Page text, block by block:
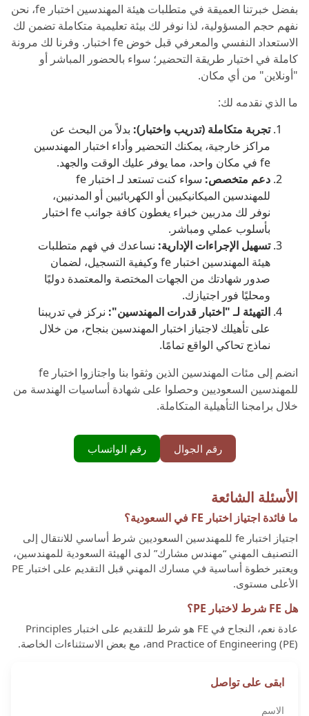
بفضل خبرتنا العميقة في متطلبات هيئة المهندسين اختبار fe، نحن
نفهم حجم المسؤولية، لذا نوفر لك بيئة تعليمية متكاملة تضمن لك
الاستعداد النفسي والمعرفي قبل خوض fe اختبار. وفرنا لك مرونة
كاملة في اختيار طريقة التحضير؛ سواء بالحضور المباشر أو
"أونلاين" من أي مكان.
ما الذي نقدمه لك:
تجربة متكاملة (تدريب واختبار): بدلاً من البحث عن
مراكز خارجية، يمكنك التحضير وأداء اختبار المهندسين
fe في مكان واحد، مما يوفر عليك الوقت والجهد.
دعم متخصص:
سواء كنت تستعد لـ اختبار fe
للمهندسين الميكانيكيين أو الكهربائيين أو المدنيين،
نوفر لك مدربين خبراء يغطون كافة جوانب fe اختبار
بأسلوب عملي ومباشر.
تسهيل الإجراءات الإدارية: نساعدك في فهم متطلبات
هيئة المهندسين اختبار fe وكيفية التسجيل، لضمان
صدور شهادتك من الجهات المختصة والمعتمدة دوليًا
ومحليًا فور اجتيازك.
التهيئة لـ "اختبار قدرات المهندسين": نركز في تدريبنا
على تأهيلك لاجتياز اختبار المهندسين بنجاح، من خلال
نماذج تحاكي الواقع تمامًا.
انضم إلى مئات المهندسين الذين وثقوا بنا واجتازوا اختبار fe
للمهندسين السعوديين وحصلوا على شهادة أساسيات الهندسة من
خلال برامجنا التأهيلية المتكاملة.
رقم الجوال رقم الواتساب
الأسئلة الشائعة
ما فائدة اجتياز اختبار FE في السعودية؟
اجتياز اختبار fe للمهندسين السعوديين شرط أساسي للانتقال إلى
التصنيف المهني “مهندس مشارك” لدى الهيئة السعودية للمهندسين،
ويعتبر خطوة أساسية في مسارك المهني قبل التقديم على اختبار PE
الأعلى مستوى.
هل FE شرط لاختبار PE؟
عادة نعم، النجاح في FE هو شرط للتقديم على اختبار Principles
and Practice of Engineering (PE)، مع بعض الاستثناءات الخاصة.
ابقى على تواصل
الاسم